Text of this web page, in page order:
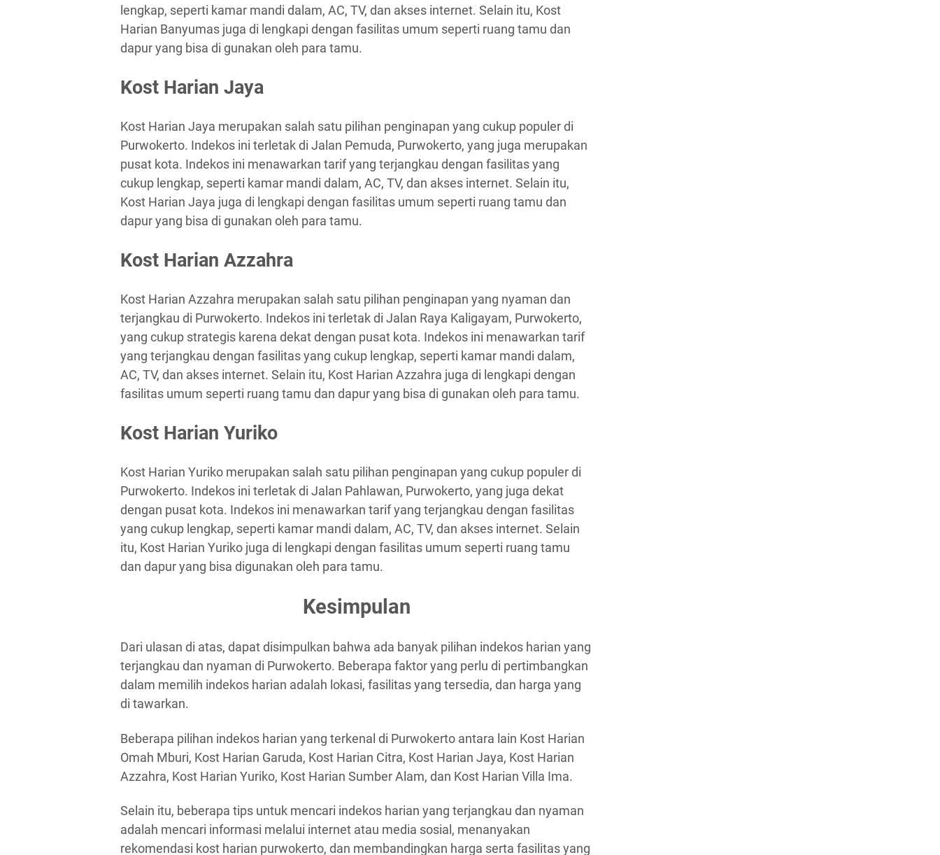
lengkap, seperti kamar mandi dalam, AC, TV, dan akses internet. Selain itu, Kost
Harian Banyumas juga di lengkapi dengan fasilitas umum seperti ruang tamu dan
dapur yang bisa di gunakan oleh para tamu.
Kost Harian Jaya
Kost Harian Jaya merupakan salah satu pilihan penginapan yang cukup populer di
Purwokerto. Indekos ini terletak di Jalan Pemuda, Purwokerto, yang juga merupakan
pusat kota. Indekos ini menawarkan tarif yang terjangkau dengan fasilitas yang
cukup lengkap, seperti kamar mandi dalam, AC, TV, dan akses internet. Selain itu,
Kost Harian Jaya juga di lengkapi dengan fasilitas umum seperti ruang tamu dan
dapur yang bisa di gunakan oleh para tamu.
Kost Harian Azzahra
Kost Harian Azzahra merupakan salah satu pilihan penginapan yang nyaman dan
terjangkau di Purwokerto. Indekos ini terletak di Jalan Raya Kaligayam, Purwokerto,
yang cukup strategis karena dekat dengan pusat kota. Indekos ini menawarkan tarif
yang terjangkau dengan fasilitas yang cukup lengkap, seperti kamar mandi dalam,
AC, TV, dan akses internet. Selain itu, Kost Harian Azzahra juga di lengkapi dengan
fasilitas umum seperti ruang tamu dan dapur yang bisa di gunakan oleh para tamu.
Kost Harian Yuriko
Kost Harian Yuriko merupakan salah satu pilihan penginapan yang cukup populer di
Purwokerto. Indekos ini terletak di Jalan Pahlawan, Purwokerto, yang juga dekat
dengan pusat kota. Indekos ini menawarkan tarif yang terjangkau dengan fasilitas
yang cukup lengkap, seperti kamar mandi dalam, AC, TV, dan akses internet. Selain
itu, Kost Harian Yuriko juga di lengkapi dengan fasilitas umum seperti ruang tamu
dan dapur yang bisa digunakan oleh para tamu.
Kesimpulan
Dari ulasan di atas, dapat disimpulkan bahwa ada banyak pilihan indekos harian yang
terjangkau dan nyaman di Purwokerto. Beberapa faktor yang perlu di pertimbangkan
dalam memilih indekos harian adalah lokasi, fasilitas yang tersedia, dan harga yang
di tawarkan.
Beberapa pilihan indekos harian yang terkenal di Purwokerto antara lain Kost Harian
Omah Mburi, Kost Harian Garuda, Kost Harian Citra, Kost Harian Jaya, Kost Harian
Azzahra, Kost Harian Yuriko, Kost Harian Sumber Alam, dan Kost Harian Villa Ima.
Selain itu, beberapa tips untuk mencari indekos harian yang terjangkau dan nyaman
adalah mencari informasi melalui internet atau media sosial, menanyakan
rekomendasi kost harian purwokerto, dan membandingkan harga serta fasilitas yang